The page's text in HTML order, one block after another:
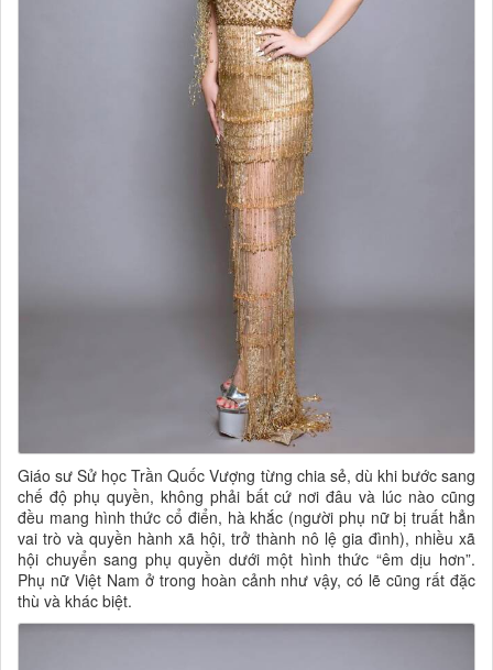
Giáo sư Sử học Trần Quốc Vượng từng chia sẻ, dù khi bước sang
chế độ phụ quyền, không phải bất cứ nơi đâu và lúc nào cũng
đều mang hình thức cổ điển, hà khắc (người phụ nữ bị truất hẳn
vai trò và quyền hành xã hội, trở thành nô lệ gia đình), nhiều xã
hội chuyển sang phụ quyền dưới một hình thức “êm dịu hơn”.
Phụ nữ Việt Nam ở trong hoàn cảnh như vậy, có lẽ cũng rất đặc
thù và khác biệt.